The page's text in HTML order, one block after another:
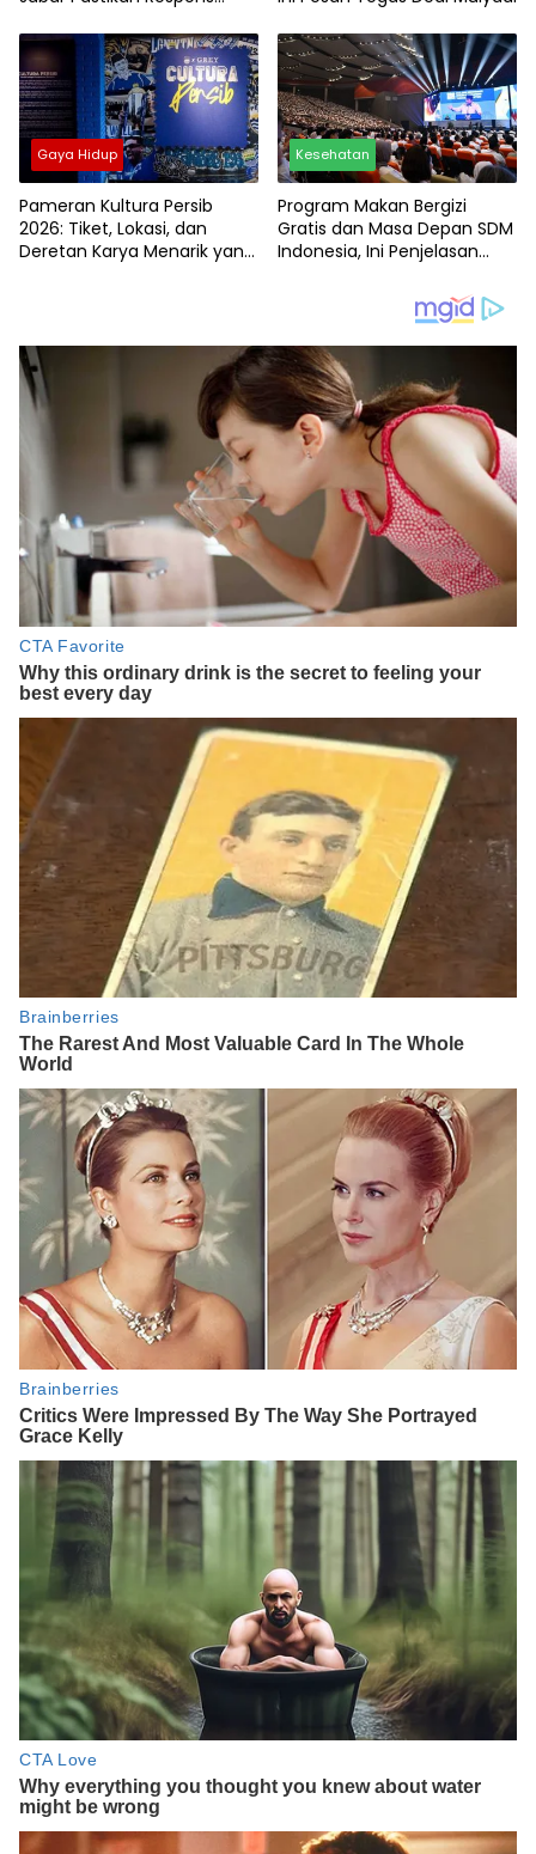
Gaya Hidup
Pameran Kultura Persib
2026: Tiket, Lokasi, dan
Deretan Karya Menarik yang
Kesehatan
Program Makan Bergizi
Gratis dan Masa Depan SDM
Indonesia, Ini Penjelasan